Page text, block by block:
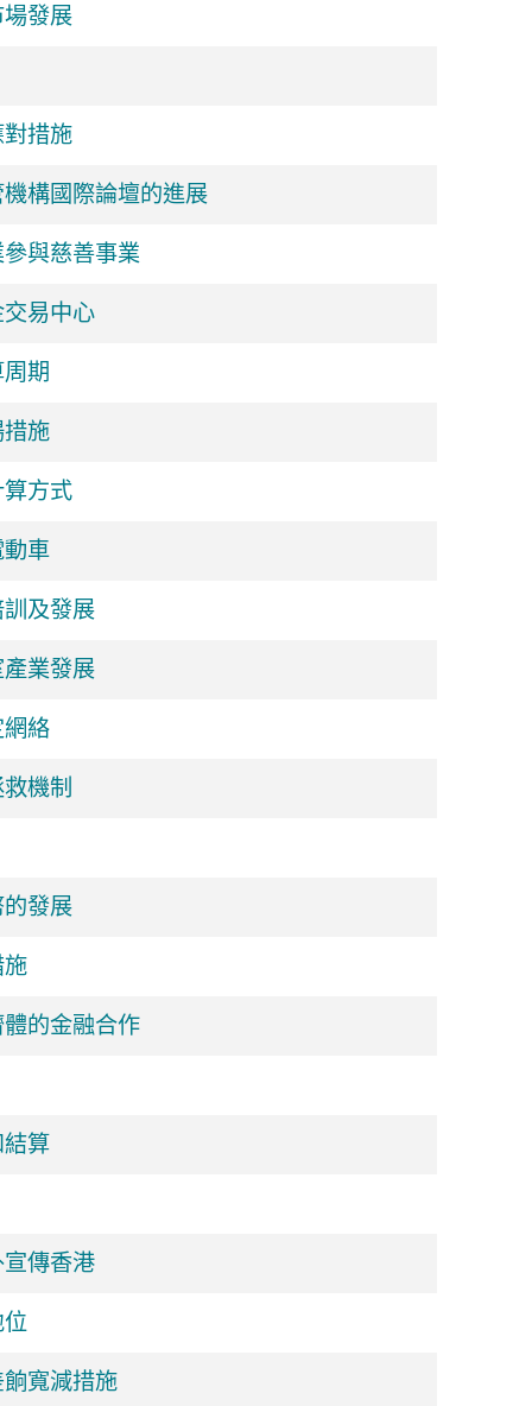
發展
措施
構國際論壇的進展
與慈善事業
易中心
期
施
方式
車
及發展
業發展
絡
機制
發展
的金融合作
算
傳香港
寬減措施